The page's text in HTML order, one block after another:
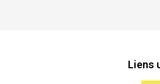
Liens